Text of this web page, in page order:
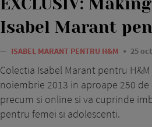
EXCLUSIV:
Isabel Marant
— ISABEL MARANT PENTRU H&M 25
Colectia Isabel Marant pentru
noiembrie 2013 in aproape 250
precum si online si va cuprinde
pentru femei si adolescenti.